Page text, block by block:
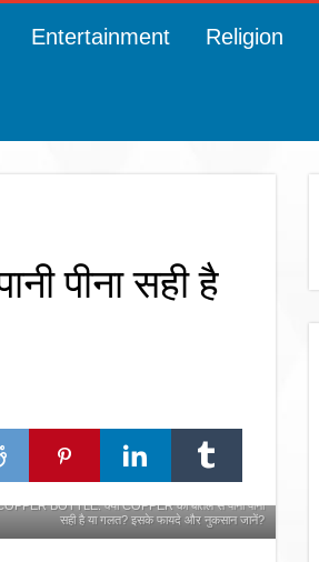
Entertainment Religion
पीना सही है
BOTTLE: क्या COPPER की बोतल से पानी पीना
सही है या गलत? इसके फायदे और नुकसान जानें?